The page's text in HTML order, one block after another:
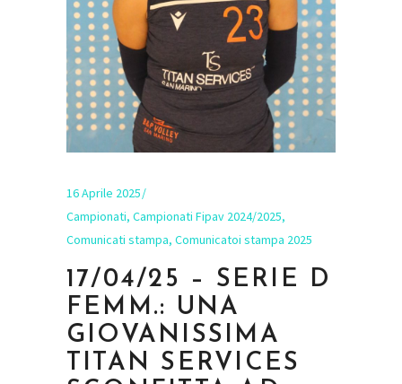
16 Aprile 2025
Campionati, Campionati Fipav 2024/2025,
Comunicati stampa, Comunicatoi stampa 2025
17/04/25 – SERIE D
FEMM.: UNA
GIOVANISSIMA
TITAN SERVICES